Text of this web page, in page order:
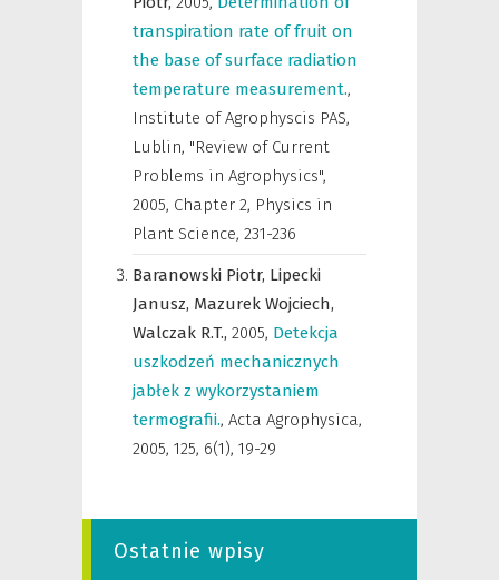
transpiration rate of fruit on
the base of surface radiation
temperature measurement.,
Institute of Agrophyscis PAS,
Lublin, "Review of Current
Problems in Agrophysics",
2005, Chapter 2, Physics in
Plant Science, 231-236
Baranowski Piotr, Lipecki
Janusz, Mazurek Wojciech,
Walczak R.T., 2005, Detekcja
uszkodzeń mechanicznych
jabłek z wykorzystaniem
termografii., Acta Agrophysica,
2005, 125, 6(1), 19-29
Ostatnie wpisy